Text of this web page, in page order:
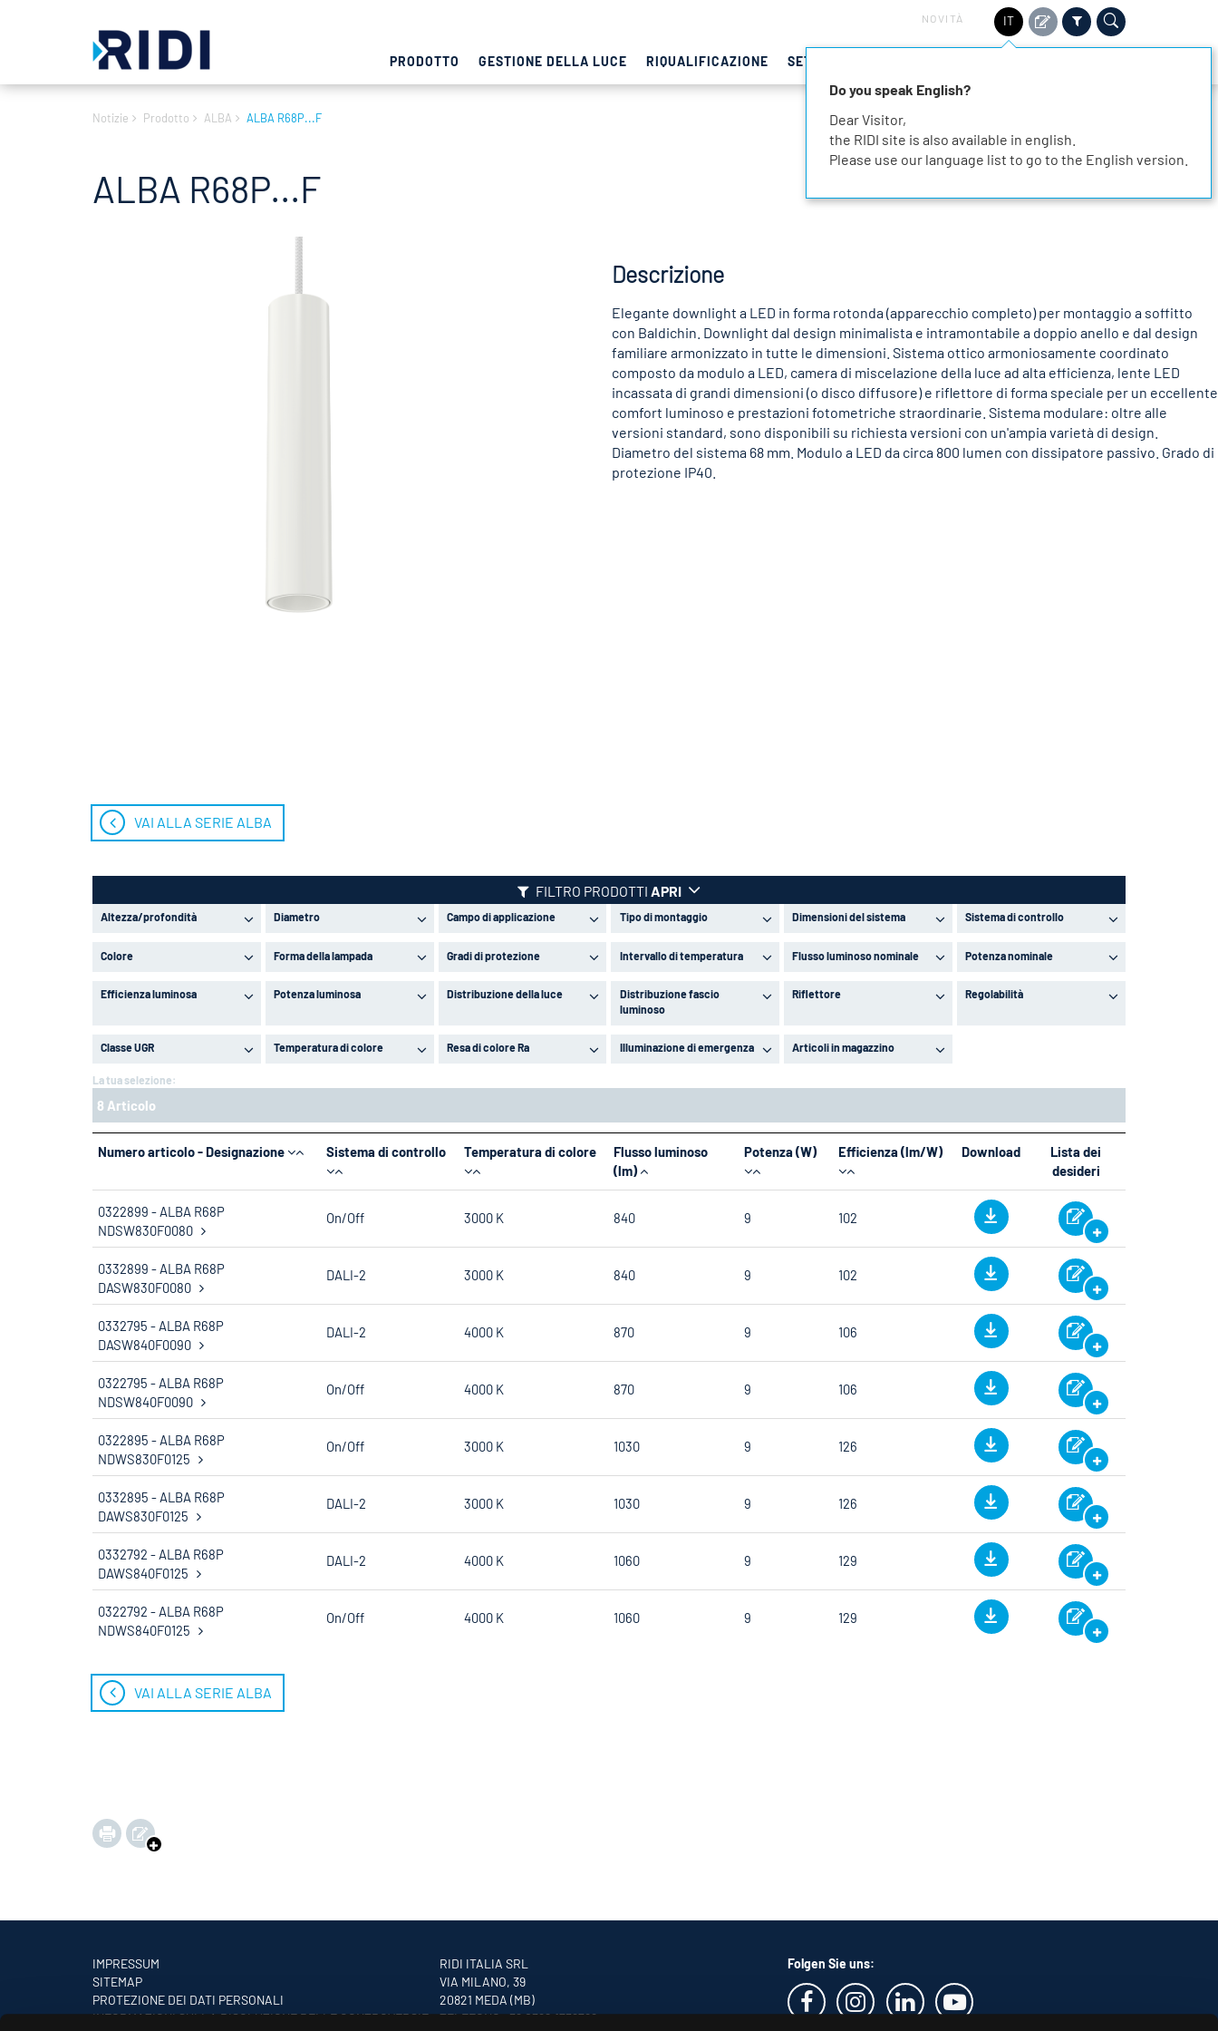
NOVITÀ IT
PRODOTTO GESTIONE DELLA LUCE RIQUALIFICAZIONE SETTORI
Notizie Prodotto ALBA ALBA R68P...F
ALBA R68P...F
Descrizione
Elegante downlight a LED in forma rotonda (apparecchio completo) per montaggio a soffitto
con Baldichin. Downlight dal design minimalista e intramontabile a doppio anello e dal design
familiare armonizzato in tutte le dimensioni. Sistema ottico armoniosamente coordinato
composto da modulo a LED, camera di miscelazione della luce ad alta efficienza, lente LED
incassata di grandi dimensioni (o disco diffusore) e riflettore di forma speciale per un eccellente
comfort luminoso e prestazioni fotometriche straordinarie. Sistema modulare: oltre alle
versioni standard, sono disponibili su richiesta versioni con un'ampia varietà di design.
Diametro del sistema 68 mm. Modulo a LED da circa 800 lumen con dissipatore passivo. Grado di
protezione IP40.
VAI ALLA SERIE ALBA
FILTRO PRODOTTI APRI
Altezza/profondità Diametro Campo di applicazione Tipo di montaggio Dimensioni del sistema Sistema di controllo
Colore Forma della lampada Gradi di protezione Intervallo di temperatura Flusso luminoso nominale Potenza nominale
Efficienza luminosa Potenza luminosa Distribuzione della luce
Distribuzione fascio
luminoso
Riflettore Regolabilità
Classe UGR Temperatura di colore Resa di colore Ra Illuminazione di emergenza Articoli in magazzino
La tua selezione:
8 Articolo
Numero articolo - Designazione Sistema di controllo Temperatura di colore
Flusso luminoso
(lm)
Potenza (W) Efficienza (lm/W) Download
Lista dei
desideri
0322899 - ALBA R68P
NDSW830F0080
On/Off 3000 K 840 9 102
0332899 - ALBA R68P
DASW830F0080
DALI-2 3000 K 840 9 102
0332795 - ALBA R68P
DASW840F0090
DALI-2 4000 K 870 9 106
0322795 - ALBA R68P
NDSW840F0090
On/Off 4000 K 870 9 106
0322895 - ALBA R68P
NDWS830F0125
On/Off 3000 K 1030 9 126
0332895 - ALBA R68P
DAWS830F0125
DALI-2 3000 K 1030 9 126
0332792 - ALBA R68P
DAWS840F0125
DALI-2 4000 K 1060 9 129
0322792 - ALBA R68P
NDWS840F0125
On/Off 4000 K 1060 9 129
VAI ALLA SERIE ALBA
IMPRESSUM
SITEMAP
PROTEZIONE DEI DATI PERSONALI
INFORMAZIONI SULLA RISOLUZIONE DELLE CONTROVERSIE
RIDI ITALIA SRL
VIA MILANO, 39
20821 MEDA (MB)
TELEFONO +39 0362 1739766
Folgen Sie uns:
Do you speak English?
Dear Visitor,
the RIDI site is also available in english.
Please use our language list to go to the English version.